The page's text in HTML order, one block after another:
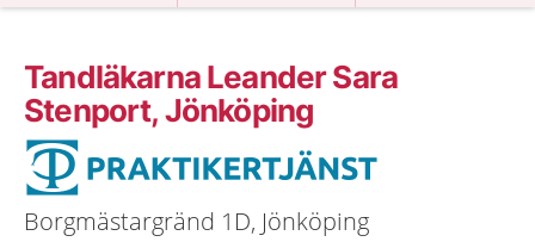
Tandläkarna Leander Sara
Stenport, Jönköping
Borgmästargränd 1D, Jönköping